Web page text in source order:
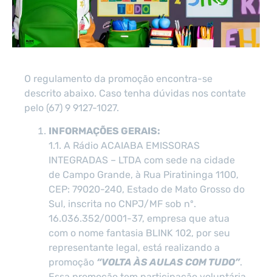
O regulamento da promoção encontra-se
descrito abaixo. Caso tenha dúvidas nos contate
pelo (67) 9 9127-1027.
INFORMAÇÕES GERAIS:
1.1. A Rádio ACAIABA EMISSORAS
INTEGRADAS – LTDA com sede na cidade
de Campo Grande, à Rua Piratininga 1100,
CEP: 79020-240, Estado de Mato Grosso do
Sul, inscrita no CNPJ/MF sob nº.
16.036.352/0001-37, empresa que atua
com o nome fantasia BLINK 102, por seu
representante legal, está realizando a
promoção “VOLTA ÀS AULAS COM TUDO”.